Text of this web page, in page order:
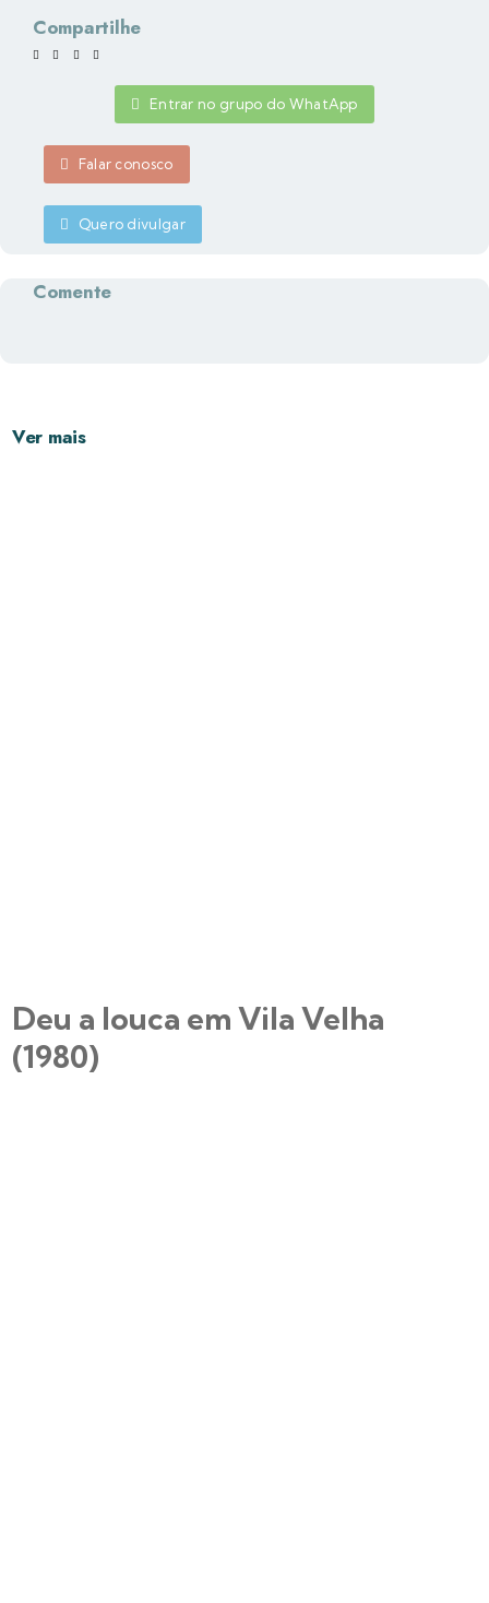
Compartilhe
Entrar no grupo do WhatApp
Falar conosco
Quero divulgar
Comente
Ver mais
Deu a louca em Vila Velha
(1980)